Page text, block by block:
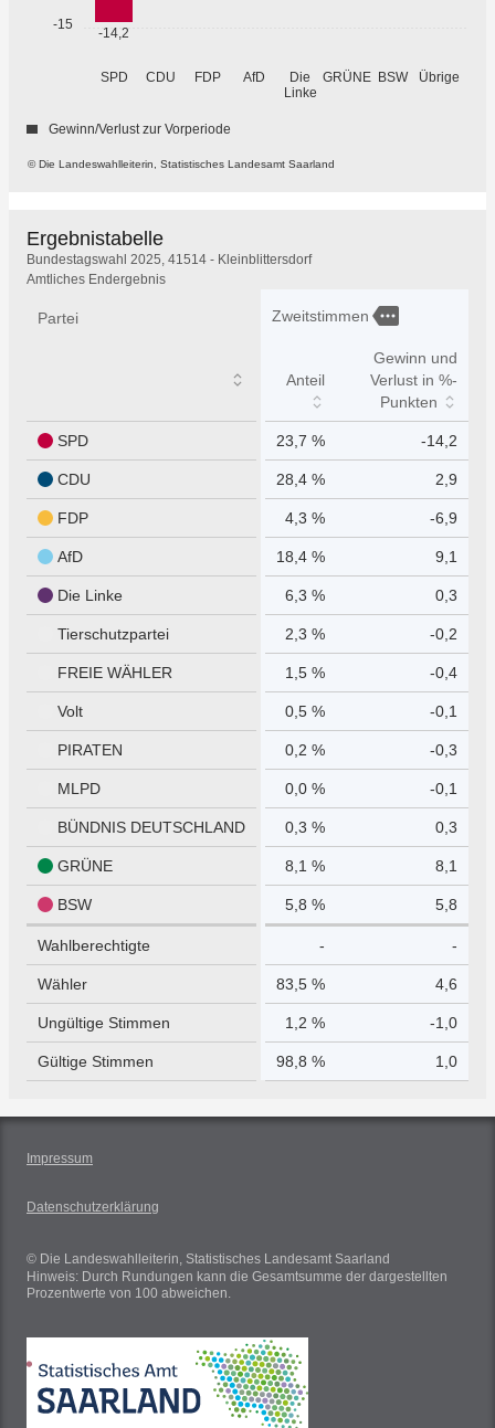
-15
SPD CDU FDP AfD
Die
Linke
GRÜNE BSW Übrige
-14,2
© Die Landeswahlleiterin, Statistisches Landesamt Saarland
Gewinn/Verlust zur Vorperiode
Ergebnistabelle
Ergebnistabelle
Bundestagswahl 2025, 41514 - Kleinblittersdorf
Amtliches Endergebnis
Partei Zweitstimmen more
Anteil
Gewinn und
Verlust in %-
Punkten
SPD 23,7 % -14,2
CDU 28,4 % 2,9
FDP 4,3 % -6,9
AfD 18,4 % 9,1
Die Linke 6,3 % 0,3
Tierschutzpartei 2,3 % -0,2
FREIE WÄHLER 1,5 % -0,4
Volt 0,5 % -0,1
PIRATEN 0,2 % -0,3
MLPD 0,0 % -0,1
BÜNDNIS DEUTSCHLAND 0,3 % 0,3
GRÜNE 8,1 % 8,1
BSW 5,8 % 5,8
Wahlberechtigte - -
Wähler 83,5 % 4,6
Ungültige Stimmen 1,2 % -1,0
Gültige Stimmen 98,8 % 1,0
Impressum
Datenschutzerklärung
© Die Landeswahlleiterin, Statistisches Landesamt Saarland
Hinweis: Durch Rundungen kann die Gesamtsumme der dargestellten
Prozentwerte von 100 abweichen.